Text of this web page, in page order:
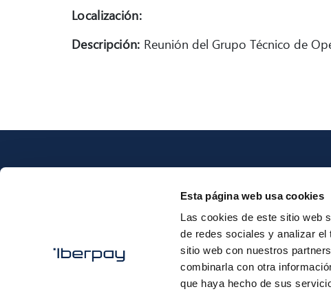
Esta página web usa cookies
Las cookies de este sitio web
de redes sociales y analizar
sitio web con nuestros
combinarla con otra
que haya hecho de sus
Localización:
Descripción: Reunión del Grupo Técnico de